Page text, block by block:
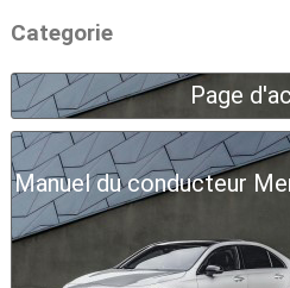
Categorie
Page
Manuel du conducteur